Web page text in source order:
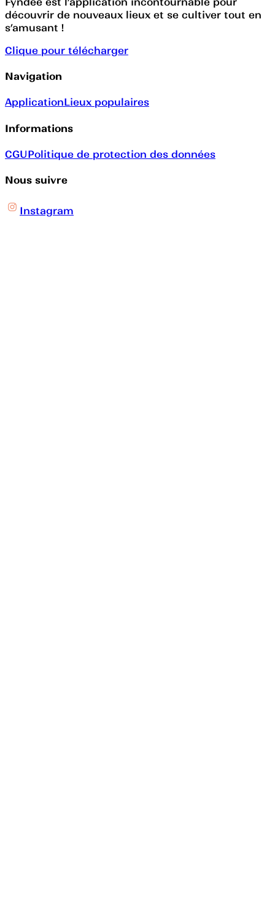
découvrir de nouveaux lieux et se cultiver tout en
s’amusant !
Clique pour télécharger
Navigation
ApplicationLieux populaires
Informations
CGUPolitique de protection des données
Nous suivre
Instagram